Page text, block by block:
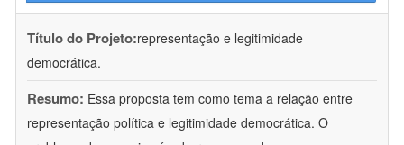
Título do Projeto:representação e legitimidade
democrática.
Resumo: Essa proposta tem como tema a relação entre
representação política e legitimidade democrática. O